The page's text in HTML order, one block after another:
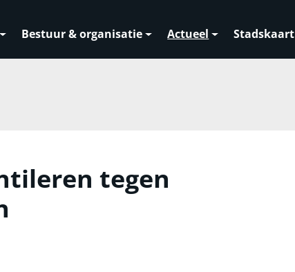
Bestuur & organisatie Actueel Stadskaart
tegen